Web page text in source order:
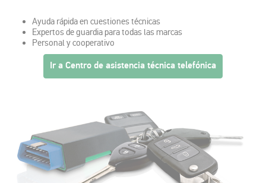
Ayuda rápida en cuestiones técnicas
Expertos de guardia para todas las marcas
Personal y cooperativo
Ir a Centro de asistencia técnica telefónica